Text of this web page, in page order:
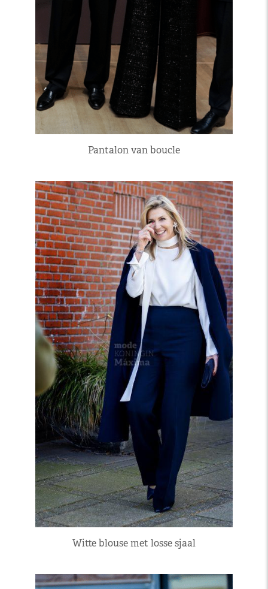
Pantalon van boucle
Witte blouse met losse sjaal